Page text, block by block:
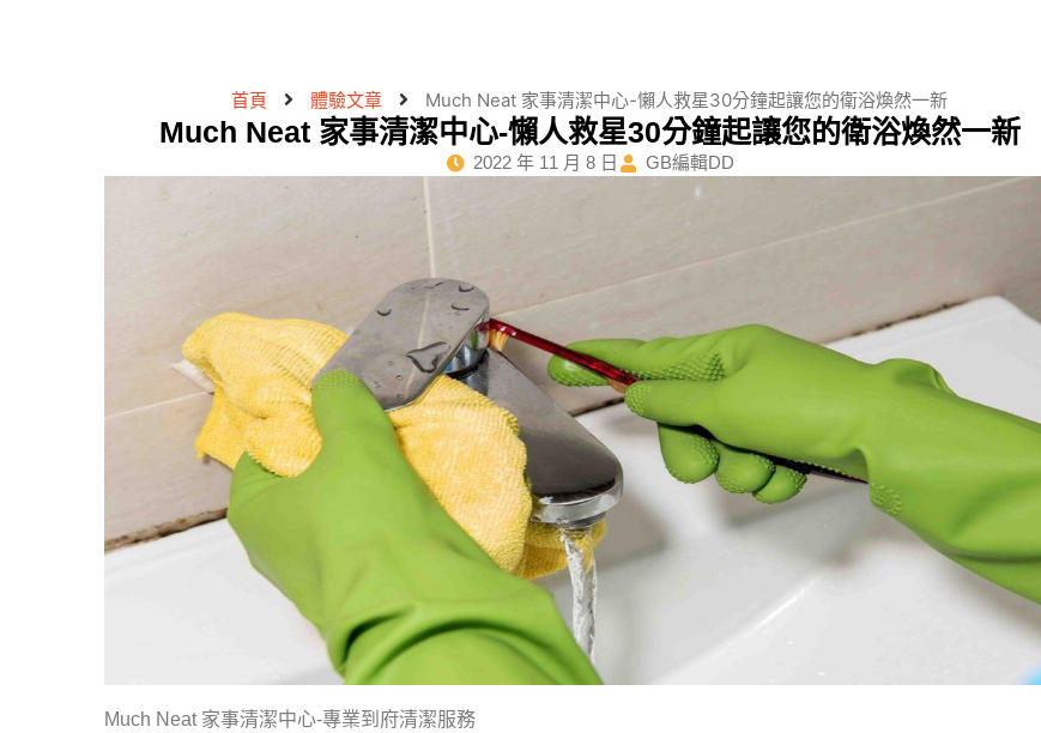
首頁 體驗文章 Much Neat 家事清潔中心-懶人救星30分鐘起讓您的衛浴煥然一新
Much Neat 家事清潔中心-懶人救星30分鐘起讓您的衛浴煥然一新
2022 年 11 月 8 日 GB編輯DD
Much Neat 家事清潔中心-專業到府清潔服務